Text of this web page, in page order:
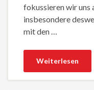
fokussieren wir uns
insbesondere
mit den …
Weiterlesen